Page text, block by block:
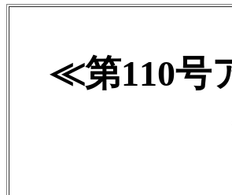
≪第110号